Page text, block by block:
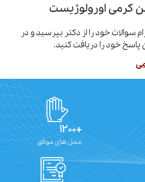
اورولوژیست
خود را از دکتر بپرسید و در
را دریافت کنید.
عمل های موفق